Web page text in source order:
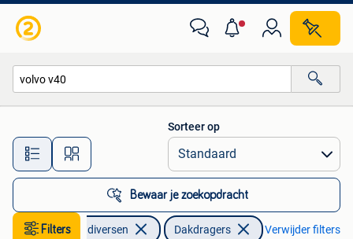
Alle afstanden…
Sorteer op
Bewaar je zoekopdracht
FiltersAuto diversen Dakdragers Verwijder filters